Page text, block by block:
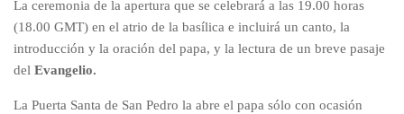
La ceremonia de la apertura que se celebrará a las 19.00 horas
(18.00 GMT) en el atrio de la basílica e incluirá un canto, la
introducción y la oración del papa, y la lectura de un breve pasaje
del Evangelio.
La Puerta Santa de San Pedro la abre el papa sólo con ocasión